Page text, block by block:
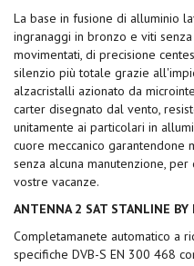
La base in fusione di alluminio
ingranaggi in bronzo e viti
movimentati, di precisione
silenzio più totale grazie
alzacristalli azionato da
carter disegnato dal vento,
unitamente ai particolari in
cuore meccanico garantendone
senza alcuna manutenzione,
vostre vacanze.
ANTENNA 2 SAT STANLINE BY
Completamanete automatico a
specifiche DVB-S EN 300 468